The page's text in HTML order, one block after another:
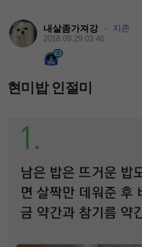
내살좀가져강 · 지존
2018.09.29 03:46
3
현미밥 인절미